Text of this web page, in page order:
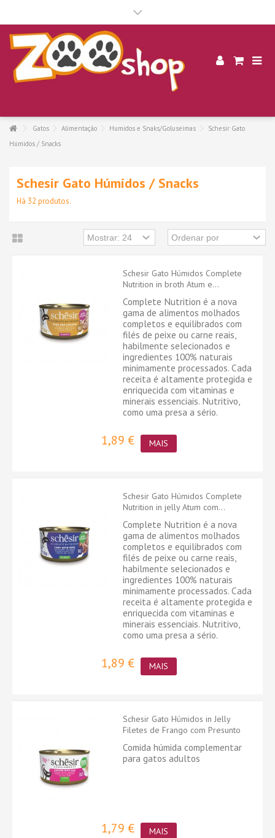
Gatos Alimentação Humidos e Snaks/Goluseimas
Schesir Gato
Húmidos / Snacks
Schesir Gato Húmidos / Snacks
Há 32 produtos.
Schesir Gato Húmidos Complete
Nutrition in broth Atum e...
Complete Nutrition é a nova
gama de alimentos molhados
completos e equilibrados com
filés de peixe ou carne reais,
habilmente selecionados e
ingredientes 100% naturais
minimamente processados. Cada
receita é altamente protegida e
enriquecida com vitaminas e
minerais essenciais. Nutritivo,
como uma presa a sério.
1,89 € MAIS
Schesir Gato Húmidos Complete
Nutrition in jelly Atum com...
Complete Nutrition é a nova
gama de alimentos molhados
completos e equilibrados com
filés de peixe ou carne reais,
habilmente selecionados e
ingredientes 100% naturais
minimamente processados. Cada
receita é altamente protegida e
enriquecida com vitaminas e
minerais essenciais. Nutritivo,
como uma presa a sério.
1,89 € MAIS
Schesir Gato Húmidos in Jelly
Filetes de Frango com Presunto
Comida húmida complementar
para gatos adultos
1,79 € MAIS